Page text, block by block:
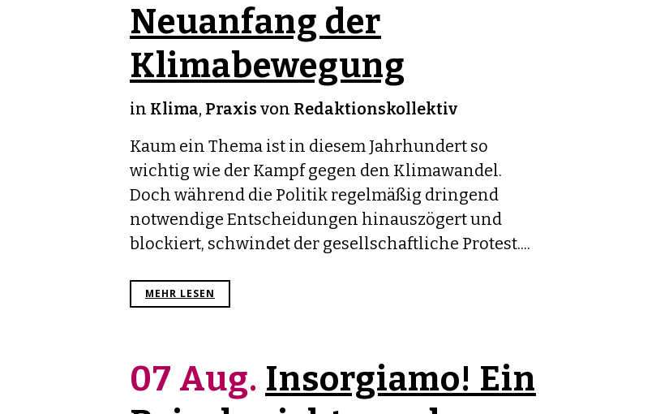
Neuanfang der
Klimabewegung
in Klima, Praxis von Redaktionskollektiv
Kaum ein Thema ist in diesem Jahrhundert so
wichtig wie der Kampf gegen den Klimawandel.
Doch während die Politik regelmäßig dringend
notwendige Entscheidungen hinauszögert und
blockiert, schwindet der gesellschaftliche Protest....
MEHR LESEN
07 Aug. Insorgiamo! Ein